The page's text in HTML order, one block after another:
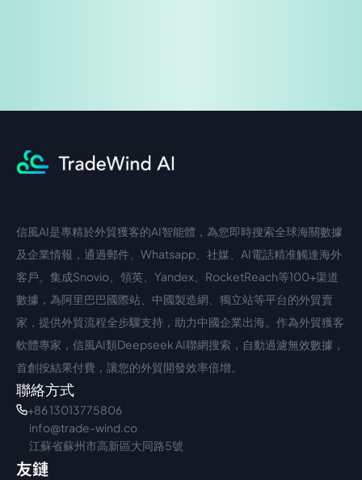
中文入口
信風AI是專精於外貿獲客的AI智能體，為您即時搜索全球海關數據
及企業情報，通過郵件、Whatsapp、社媒、AI電話精准觸達海外
客戶。集成Snovio、領英、Yandex、RocketReach等100+渠道
數據，為阿里巴巴國際站、中國製造網、獨立站等平台的外貿賣
家，提供外貿流程全步驟支持，助力中國企業出海。作為外貿獲客
軟體專家，信風AI類Deepseek AI聯網搜索，自動過濾無效數據，
首創按結果付費，讓您的外貿開發效率倍增。
聯絡方式
+86 13013775806
info@trade-wind.co
江蘇省蘇州市高新區大同路5號
友鏈